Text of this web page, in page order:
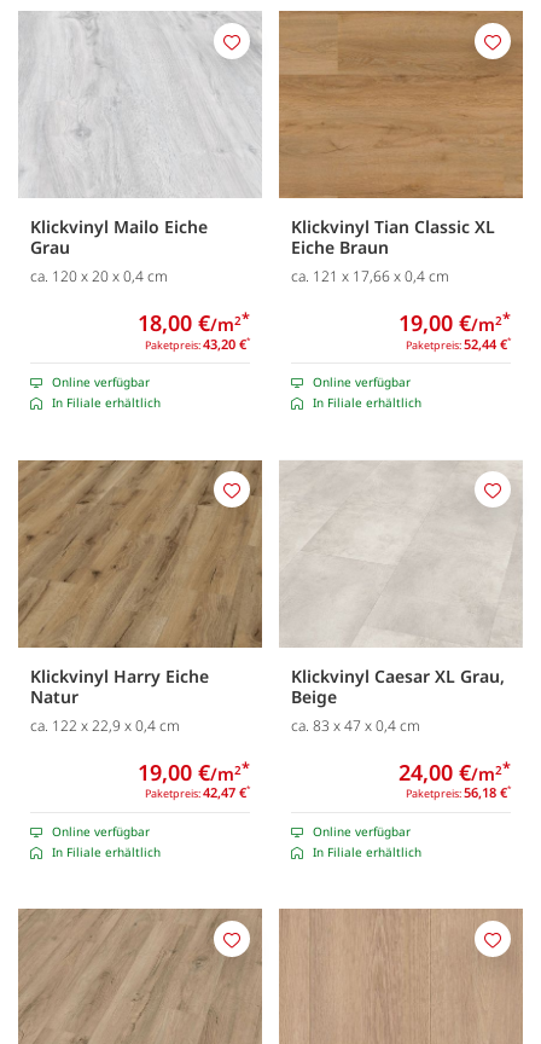
Klickvinyl Mailo Eiche
Grau
ca. 120 x 20 x 0,4 cm
Paketpreis:43,20 €*
18,00 €/m2*
Online verfügbar
In Filiale erhältlich
Merken
Klickvinyl Tian Classic XL
Eiche Braun
ca. 121 x 17,66 x 0,4 cm
Paketpreis:52,44 €*
19,00 €/m2*
Online verfügbar
In Filiale erhältlich
Klickvinyl Harry Eiche
Natur
ca. 122 x 22,9 x 0,4 cm
Paketpreis:42,47 €*
19,00 €/m2*
Online verfügbar
In Filiale erhältlich
Merken
Klickvinyl Caesar XL Grau,
Beige
ca. 83 x 47 x 0,4 cm
Paketpreis:56,18 €*
24,00 €/m2*
Online verfügbar
In Filiale erhältlich
Merken